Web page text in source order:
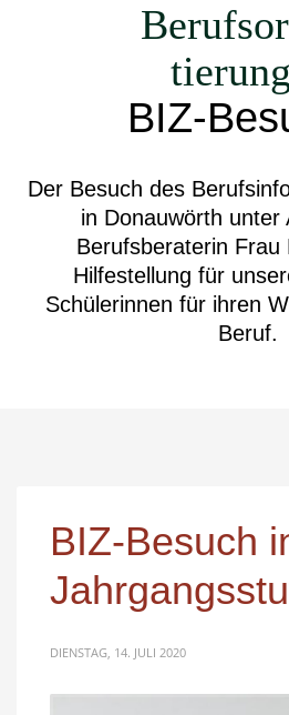
tierung
BIZ-
Der Besuch des
in Donauwörth unter
Berufsberaterin Frau
Hilfestellung für
Schülerinnen für ihren
Beruf.
BIZ-Besuch
DIENSTAG, 14. JULI 2020